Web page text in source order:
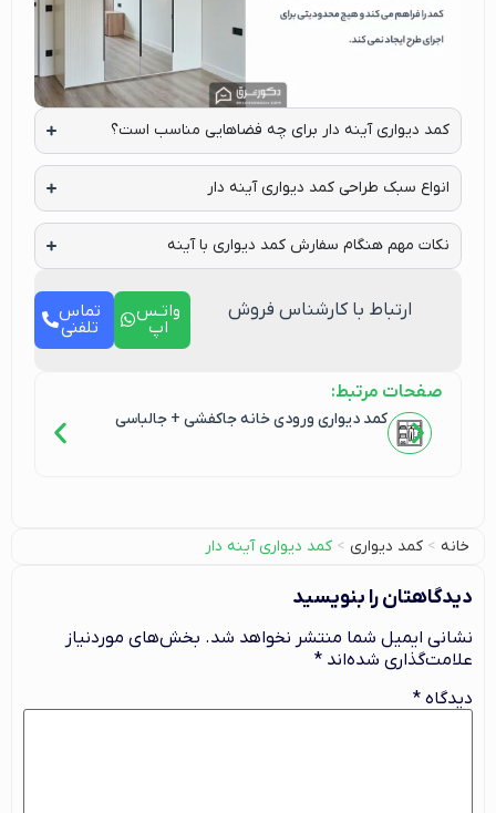
کمد دیواری آینه دار برای چه فضاهایی مناسب است؟
انواع سبک طراحی کمد دیواری آینه دار
نکات مهم هنگام سفارش کمد دیواری با آینه
ارتباط با کارشناس فروش واتـس
اپ
تماس
تلفنی
صفحات مرتبط:
کمد دیواری ورودی خانه جاکفشی + جالباسی
خانه > کمد دیواری > کمد دیواری آینه دار
دیدگاهتان را بنویسید
نشانی ایمیل شما منتشر نخواهد شد. بخش‌های موردنیاز
علامت‌گذاری شده‌اند *
دیدگاه *